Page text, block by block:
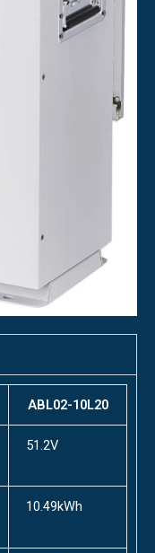
ABL02-10L20
51.2V
10.49kWh